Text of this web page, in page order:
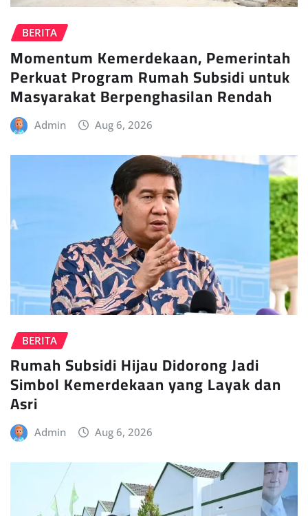
BERITA
Momentum Kemerdekaan, Pemerintah
Perkuat Program Rumah Subsidi untuk
Masyarakat Berpenghasilan Rendah
Admin Aug 6, 2026
BERITA
Rumah Subsidi Hijau Didorong Jadi
Simbol Kemerdekaan yang Layak dan
Asri
Admin Aug 6, 2026